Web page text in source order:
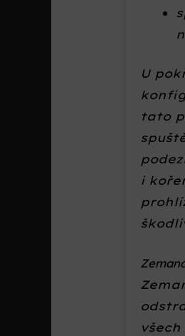
U
tato
i